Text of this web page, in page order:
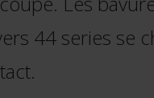
44 series se